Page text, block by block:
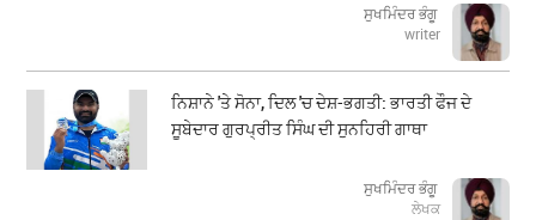
ਸੁਖਮਿੰਦਰ ਭੰਗੂ
writer
ਨਿਸ਼ਾਨੇ 'ਤੇ ਸੋਨਾ, ਦਿਲ 'ਚ ਦੇਸ਼-ਭਗਤੀ: ਭਾਰਤੀ ਫੌਜ ਦੇ
ਸੂਬੇਦਾਰ ਗੁਰਪ੍ਰੀਤ ਸਿੰਘ ਦੀ ਸੁਨਹਿਰੀ ਗਾਥਾ
ਸੁਖਮਿੰਦਰ ਭੰਗੂ
ਲੇਖਕ